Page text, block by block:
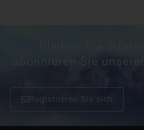
abonnieren Sie
Registrieren Sie sich